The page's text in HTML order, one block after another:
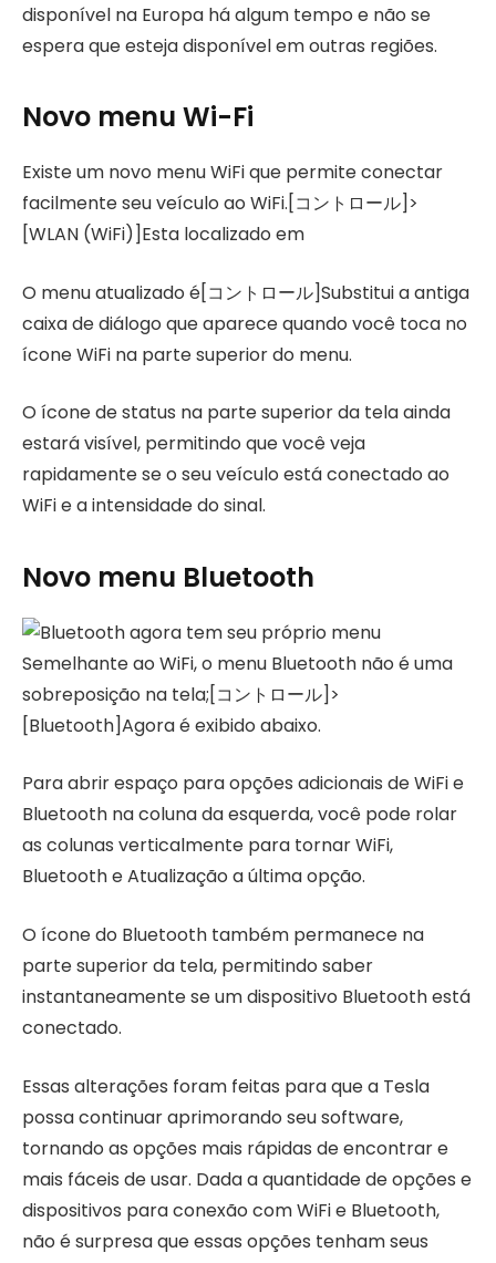
disponível na Europa há algum tempo e não se
espera que esteja disponível em outras regiões.
Novo menu Wi-Fi
Existe um novo menu WiFi que permite conectar
facilmente seu veículo ao WiFi.[コントロール]>
[WLAN (WiFi)]Esta localizado em
O menu atualizado é[コントロール]Substitui a antiga
caixa de diálogo que aparece quando você toca no
ícone WiFi na parte superior do menu.
O ícone de status na parte superior da tela ainda
estará visível, permitindo que você veja
rapidamente se o seu veículo está conectado ao
WiFi e a intensidade do sinal.
Novo menu Bluetooth
Semelhante ao WiFi, o menu Bluetooth não é uma
sobreposição na tela;[コントロール]>
[Bluetooth]Agora é exibido abaixo.
Para abrir espaço para opções adicionais de WiFi e
Bluetooth na coluna da esquerda, você pode rolar
as colunas verticalmente para tornar WiFi,
Bluetooth e Atualização a última opção.
O ícone do Bluetooth também permanece na
parte superior da tela, permitindo saber
instantaneamente se um dispositivo Bluetooth está
conectado.
Essas alterações foram feitas para que a Tesla
possa continuar aprimorando seu software,
tornando as opções mais rápidas de encontrar e
mais fáceis de usar. Dada a quantidade de opções e
dispositivos para conexão com WiFi e Bluetooth,
não é surpresa que essas opções tenham seus